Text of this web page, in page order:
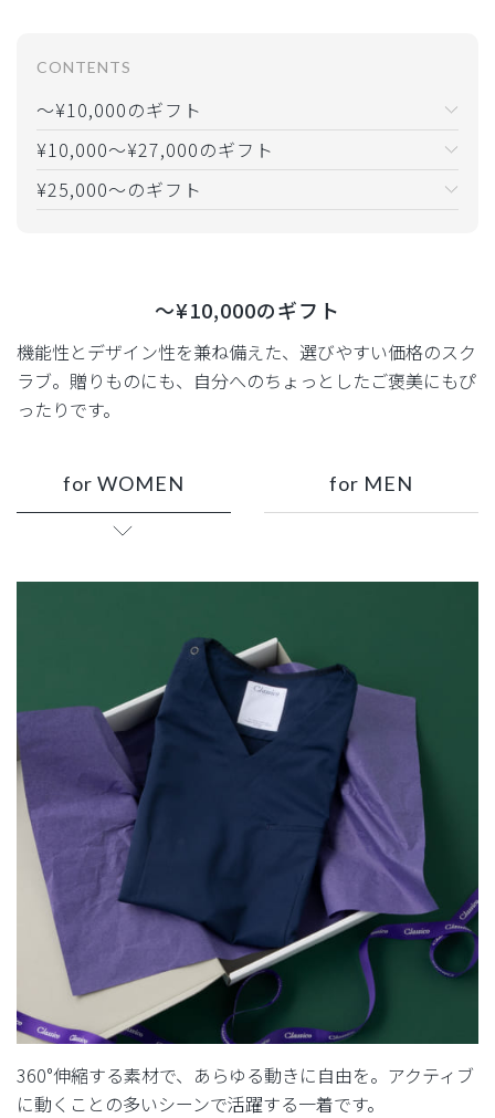
CONTENTS
〜¥10,000のギフト
¥10,000〜¥27,000のギフト
¥25,000〜のギフト
〜¥10,000のギフト
機能性とデザイン性を兼ね備えた、選びやすい価格のスク
ラブ。 贈りものにも、自分へのちょっとしたご褒美にもぴ
ったりです。
for WOMEN for MEN
360°伸縮する素材で、あらゆる動きに自由を。アクティブ
に動くことの多いシーンで活躍する一着です。